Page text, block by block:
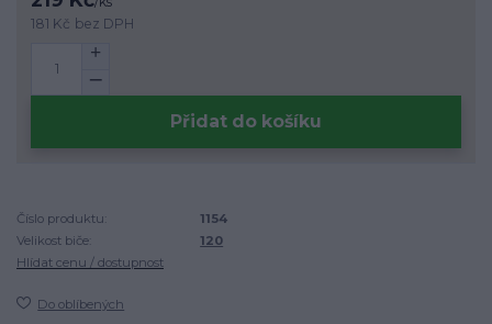
181 Kč bez DPH
Přidat do košíku
Číslo produktu:
1154
Velikost biče:
120
Hlídat cenu / dostupnost
Do oblíbených